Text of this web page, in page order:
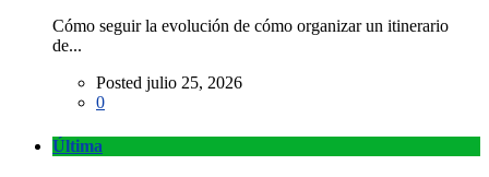
Cómo seguir la evolución de cómo organizar un itinerario
de...
Posted julio 25, 2026
0
Última